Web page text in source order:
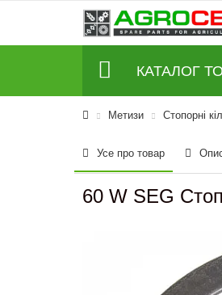
КАТАЛОГ
Метизи Стопорні
Усе про товар
60 W SEG